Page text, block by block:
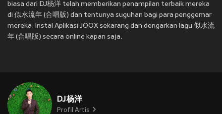
biasa dari DJ杨洋 telah memberikan penampilan terbaik mereka
di 似水流年 (合唱版) dan tentunya suguhan bagi para penggemar
mereka. Instal Aplikasi JOOX sekarang dan dengarkan lagu 似水流
年 (合唱版) secara online kapan saja.
DJ杨洋
Profil Artis